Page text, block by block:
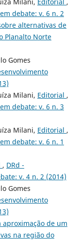
debate: v. 6 n. 2
alternativas de
Planalto Norte
Gomes
Milani, Editorial ,
debate: v. 6 n. 3
Milani, Editorial ,
debate: v. 6 n. 1
, DRd -
v. 4 n. 2 (2014)
Gomes
de um
na região do